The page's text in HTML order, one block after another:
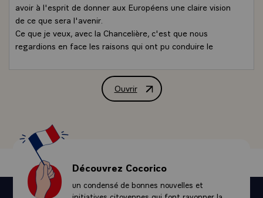
avoir à l'esprit de donner aux Européens une claire vision
de ce que sera l'avenir.
Ce que je veux, avec la Chancelière, c'est que nous
regardions en face les raisons qui ont pu conduire le
Europe. C'est vrai, par rapport à la capacité qu'à l'Union
pour protéger ses frontières, pour maîtriser
nous devons conjurer à l'extérieur de l'Europe. Vous
savez le travail que nous menons avec la Chancelière sur
l'Ukraine. Vous savez aussi ce que nous faisons en Syrie
et en Irak, pour ce qui concerne la France, pour assurer
une solution politique.
Bref, nous connaissons les défis. Nous savons les enjeux.
Ouvrir
Déclaration à la presse de M.
Découvrez Cocorico
un condensé de bonnes nouvelles et